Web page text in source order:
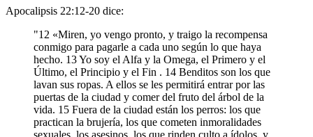
Apocalipsis 22:12-20 dice:
"12 «Miren, yo vengo pronto, y traigo la recompensa
conmigo para pagarle a cada uno según lo que haya
hecho. 13 Yo soy el Alfa y la Omega, el Primero y el
Último, el Principio y el Fin . 14 Benditos son los que
lavan sus ropas. A ellos se les permitirá entrar por las
puertas de la ciudad y comer del fruto del árbol de la
vida. 15 Fuera de la ciudad están los perros: los que
practican la brujería, los que cometen inmoralidades
sexuales, los asesinos, los que rinden culto a ídolos, y